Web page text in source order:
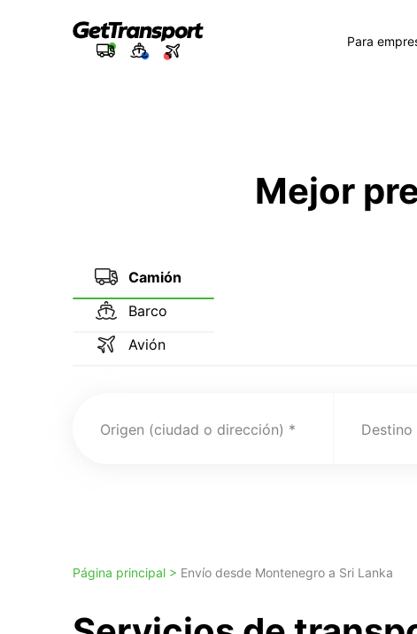
Para
Mejor
Camión
Barco
Avión
Origen (ciudad o dirección)
Página principal > Envío desde Montenegro a Sri Lanka